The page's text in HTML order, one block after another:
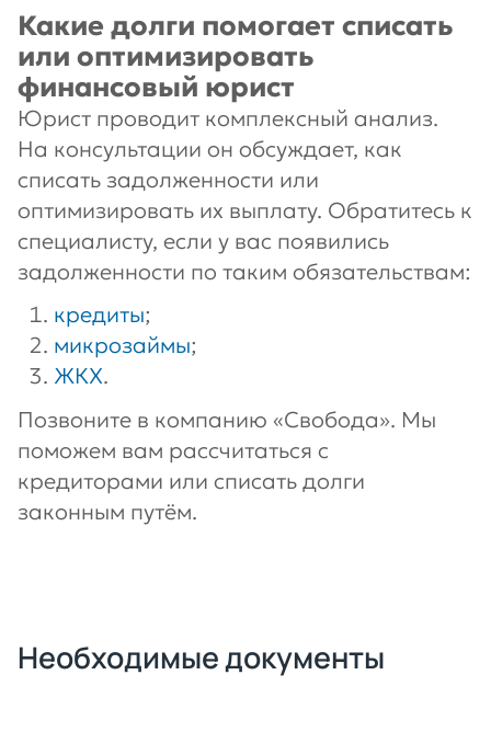
Какие долги помогает списать
или оптимизировать
финансовый юрист
Юрист проводит комплексный анализ.
На консультации он обсуждает, как
списать задолженности или
оптимизировать их выплату. Обратитесь к
специалисту, если у вас появились
задолженности по таким обязательствам:
кредиты;
микрозаймы;
ЖКХ.
Позвоните в компанию «Свобода». Мы
поможем вам рассчитаться с
кредиторами или списать долги
законным путём.
Необходимые документы